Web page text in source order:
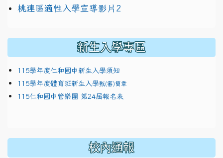
link to https://docs.google.com/presentation/d/
桃連區適性入學宣導影片2
新生入學專區
115學年度仁和國中新生入學須知
115學年度體育班新生入學甄(審)簡章
115仁和國中管樂團 第24屆報名表
校內通報